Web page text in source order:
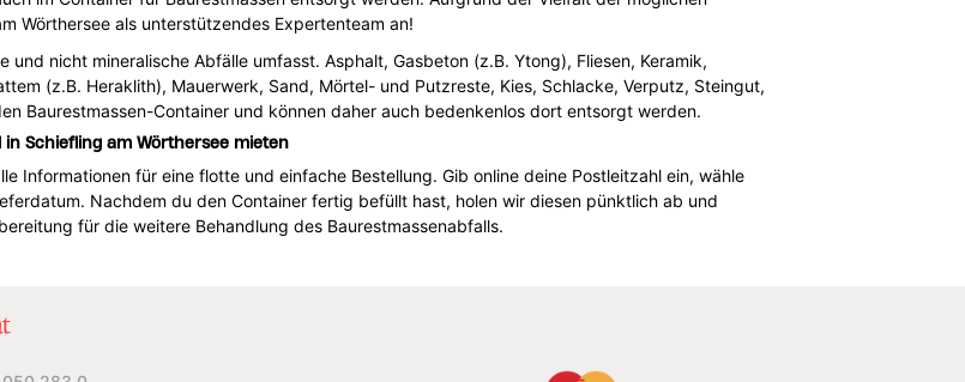
Wörthersee als unterstützendes Expertenteam an!
und nicht mineralische Abfälle umfasst. Asphalt, Gasbeton (z.B. Ytong), Fliesen, Keramik,
(z.B. Heraklith), Mauerwerk, Sand, Mörtel- und Putzreste, Kies, Schlacke, Verputz, Steingut,
Baurestmassen-Container und können daher auch bedenkenlos dort entsorgt werden.
Schiefling am Wörthersee mieten
Informationen für eine flotte und einfache Bestellung. Gib online deine Postleitzahl ein, wähle
Nachdem du den Container fertig befüllt hast, holen wir diesen pünktlich ab und
für die weitere Behandlung des Baurestmassenabfalls.